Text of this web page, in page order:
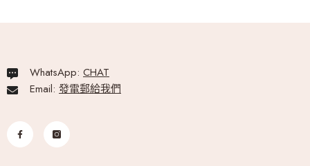
WhatsApp: CHAT
Email: 發電郵給我們